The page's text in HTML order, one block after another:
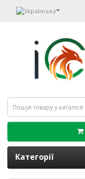
Категорії